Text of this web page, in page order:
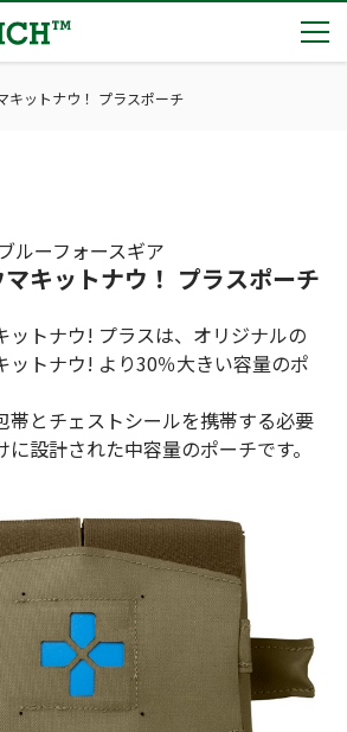
もっと見る
ドで検索
検索
日本集中治療医学会 第10回東北支部学術集会 ご来場ありがとうございました！
北 ご来場ありがとうございました！
2展示会【①危機管理産業展(RISCON TOKYO)2026】【②テロ対策特殊装備展（SEECAT）】に同時出展いたします
カタログ
カタログ
ログ（日本語版）
もっと見る
に移動します）
お問合せ
見積り
オンラインショップ
キットナウ！ プラスポーチ
ルーフォースギア
キットナウ！ プラスポーチ
ットナウ! プラスは、オリジナルの
ットナウ! より30％大きい容量のポ
帯とチェストシールを携帯する必要
設計された中容量のポーチです。